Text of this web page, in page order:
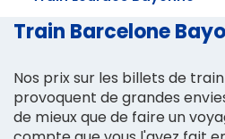
Train Barcelone
Nos prix sur les billets de
provoquent de grandes
de mieux que de faire un